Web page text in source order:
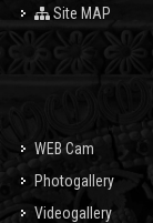
Site MAP
WEB Cam
Photogallery
Videogallery